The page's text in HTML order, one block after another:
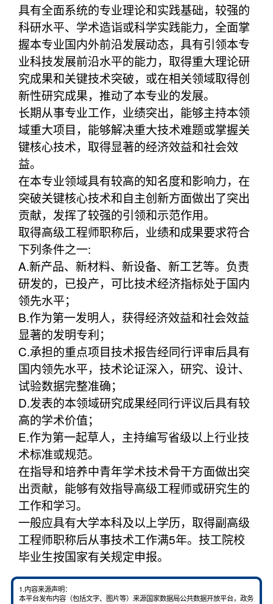
具有全面系统的专业理论和实践基础，较强的
科研水平、学术造诣或科学实践能力，全面掌
握本专业国内外前沿发展动态，具有引领本专
业科技发展前沿水平的能力，取得重大理论研
究成果和关键技术突破，或在相关领域取得创
新性研究成果，推动了本专业的发展。
长期从事专业工作，业绩突出，能够主持本领
域重大项目，能够解决重大技术难题或掌握关
键核心技术，取得显著的经济效益和社会效
益。
在本专业领域具有较高的知名度和影响力，在
突破关键核心技术和自主创新方面做出了突出
贡献，发挥了较强的引领和示范作用。
取得高级工程师职称后，业绩和成果要求符合
下列条件之一:
A.新产品、新材料、新设备、新工艺等。负责
研发的，已投产，可比技术经济指标处于国内
领先水平；
B.作为第一发明人，获得经济效益和社会效益
显著的发明专利；
C.承担的重点项目技术报告经同行评审后具有
国内领先水平，技术论证深入，研究、设计、
试验数据完整准确；
D.发表的本领域研究成果经同行评议后具有较
高的学术价值；
E.作为第一起草人，主持编写省级以上行业技
术标准或规范。
在指导和培养中青年学术技术骨干方面做出突
出贡献，能够有效指导高级工程师或研究生的
工作和学习。
一般应具有大学本科及以上学历，取得副高级
工程师职称后从事技术工作满5年。技工院校
毕业生按国家有关规定申报。
1.内容来源声明：
本平台发布内容（包括文字、图片等）来源国家数据局公共数据开放平台，政务